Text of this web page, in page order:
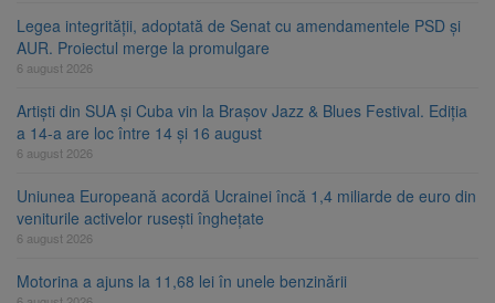
Legea integrității, adoptată de Senat cu amendamentele PSD și
AUR. Proiectul merge la promulgare
6 august 2026
Artiști din SUA și Cuba vin la Brașov Jazz & Blues Festival. Ediția
a 14-a are loc între 14 și 16 august
6 august 2026
Uniunea Europeană acordă Ucrainei încă 1,4 miliarde de euro din
veniturile activelor rusești înghețate
6 august 2026
Motorina a ajuns la 11,68 lei în unele benzinării